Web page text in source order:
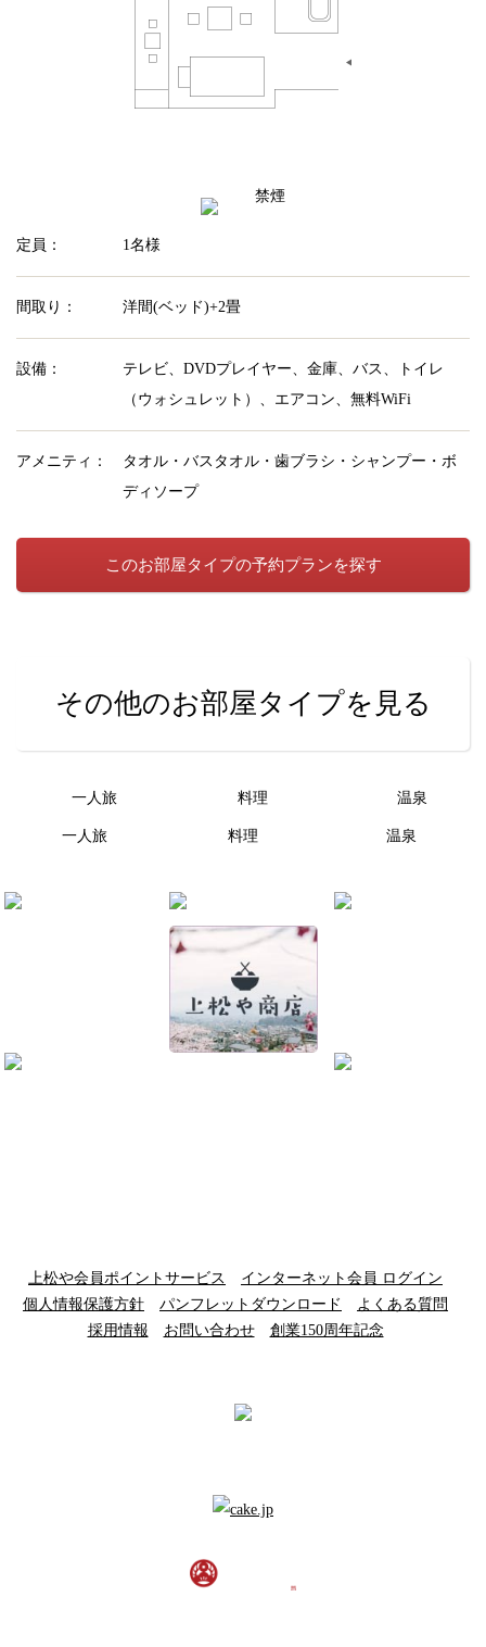
禁煙
定員： 1名様
間取り： 洋間(ベッド)+2畳
設備：
テレビ、DVDプレイヤー、金庫、バス、トイレ
（ウォシュレット）、エアコン、無料WiFi
アメニティ：
タオル・バスタオル・歯ブラシ・シャンプー・ボ
ディソープ
このお部屋タイプの予約プランを探す
その他のお部屋タイプを見る
一人旅 料理 温泉
上松や会員ポイントサービス
インターネット会員 ログイン
個人情報保護方針
パンフレットダウンロード
よくある質問
採用情報
お問い合わせ 創業150周年記念